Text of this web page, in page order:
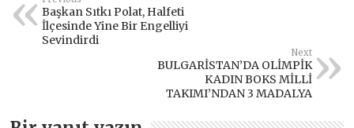
Başkan Sıtkı Polat, Halfeti
İlçesinde Yine Bir Engelliyi
Sevindirdi
Next
BULGARİSTAN’DA OLİMPİK
KADIN BOKS MİLLİ
TAKIMI’NDAN 3 MADALYA